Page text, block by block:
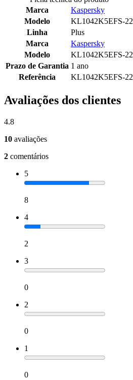
Marca
Kaspersky
Modelo
KL1042K5EFS-22
Linha
Plus
Marca
Kaspersky
Modelo
KL1042K5EFS-22
Prazo de Garantia 1 ano
Referência
KL1042K5EFS-22
Avaliações dos clientes
4.8
10 avaliações
2 comentários
5
8
4
2
3
0
2
0
1
0